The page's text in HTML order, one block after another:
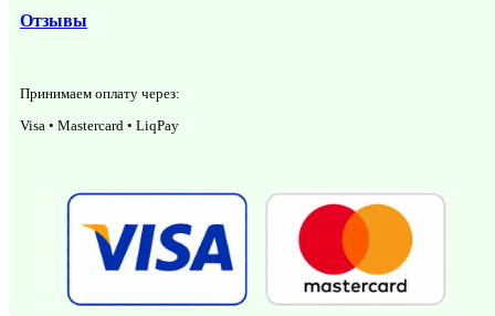
Отзывы
Принимаем оплату через:
Visa • Mastercard • LiqPay